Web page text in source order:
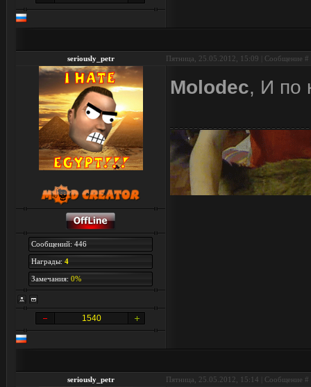
seriously_petr Пятница, 25.05.2012, 15:09 | Сообщение #
Сообщений: 446
Награды: 4
Замечания: 0%
1540
Molodec, И по
seriously_petr Пятница, 25.05.2012, 15:14 | Сообщение #